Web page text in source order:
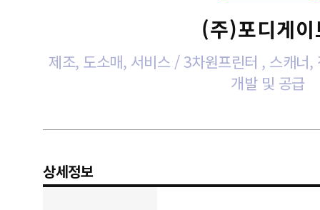
(주)포디게
제조, 도소매, 서비스 / 3차원프린터 , 스캐너,
개발 및 공급
상세정보